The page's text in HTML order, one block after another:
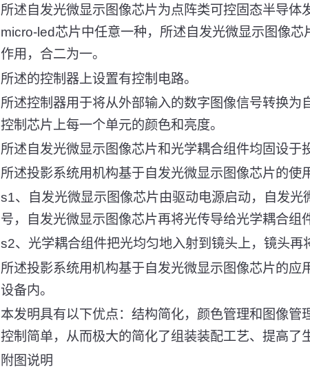
所述自发光微显示图像芯片为点阵类可控固态半导
micro-led芯片中任意一种，所述自发光微显示图像
作用，合二为一。
所述的控制器上设置有控制电路。
所述控制器用于将从外部输入的数字图像信号转换
控制芯片上每一个单元的颜色和亮度。
所述自发光微显示图像芯片和光学耦合组件均固设于
所述投影系统用机构基于自发光微显示图像芯片的使
s1、自发光微显示图像芯片由驱动电源启动，自发
号，自发光微显示图像芯片再将光传导给光学耦合组
s2、光学耦合组件把光均匀地入射到镜头上，镜头再
所述投影系统用机构基于自发光微显示图像芯片的
设备内。
本发明具有以下优点：结构简化，颜色管理和图像管
控制简单，从而极大的简化了组装装配工艺、提高了
附图说明